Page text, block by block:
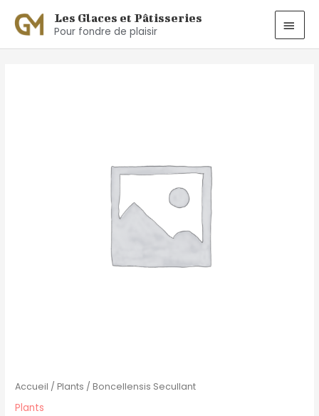
Les Glaces et Pâtisseries
Pour fondre de plaisir
Accueil /Plants / Boncellensis Secullant
Plants